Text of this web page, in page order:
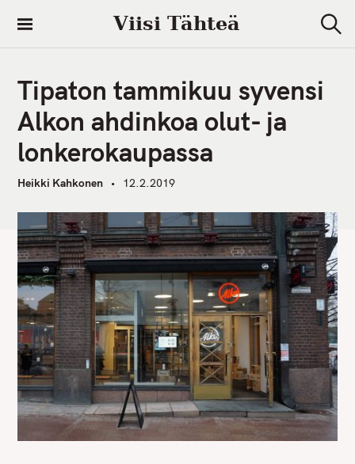
i
Viisi Tähteä
e
Tipaton tammikuu syvensi
Alkon ahdinkoa olut- ja
lonkerokaupassa
Heikki Kahkonen 12.2.2019